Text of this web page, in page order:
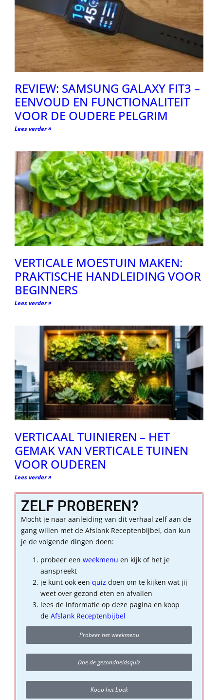
REVIEW: SAMSUNG GALAXY FIT3 –
EENVOUD EN FUNCTIONALITEIT
VOOR DE OUDERE PELGRIM
Lees verder »
VERTICALE MOESTUIN MAKEN:
PRAKTISCHE HANDLEIDING VOOR
BEGINNERS
Lees verder »
VERTICAAL TUINIEREN – HET
GEMAK VAN VERTICALE TUINEN
VOOR OUDEREN
Lees verder »
ZELF PROBEREN?
Mocht je naar aanleiding van dit verhaal zelf aan de
gang willen met de Afslank Receptenbijbel, dan kun
je de volgende dingen doen:
probeer een weekmenu en kijk of het je
aanspreekt
je kunt ook een quiz doen om te kijken wat jij
weet over gezond eten en afvallen
lees de informatie op deze pagina en koop
de Afslank Receptenbijbel
Probeer het weekmenu
Doe de gezondheidsquiz
Koop het boek